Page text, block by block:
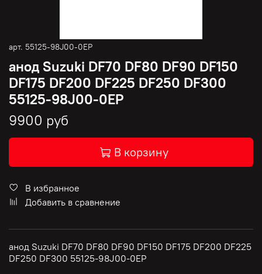
арт. 55125-98J00-0EP
анод Suzuki DF70 DF80 DF90 DF150
DF175 DF200 DF225 DF250 DF300
55125-98J00-0EP
9900 руб
В корзину
В избранное
Добавить в сравнение
анод Suzuki DF70 DF80 DF90 DF150 DF175 DF200 DF225
DF250 DF300 55125-98J00-0EP